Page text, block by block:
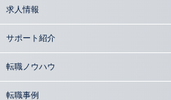
求人情報
サポート紹介
転職ノウハウ
転職事例